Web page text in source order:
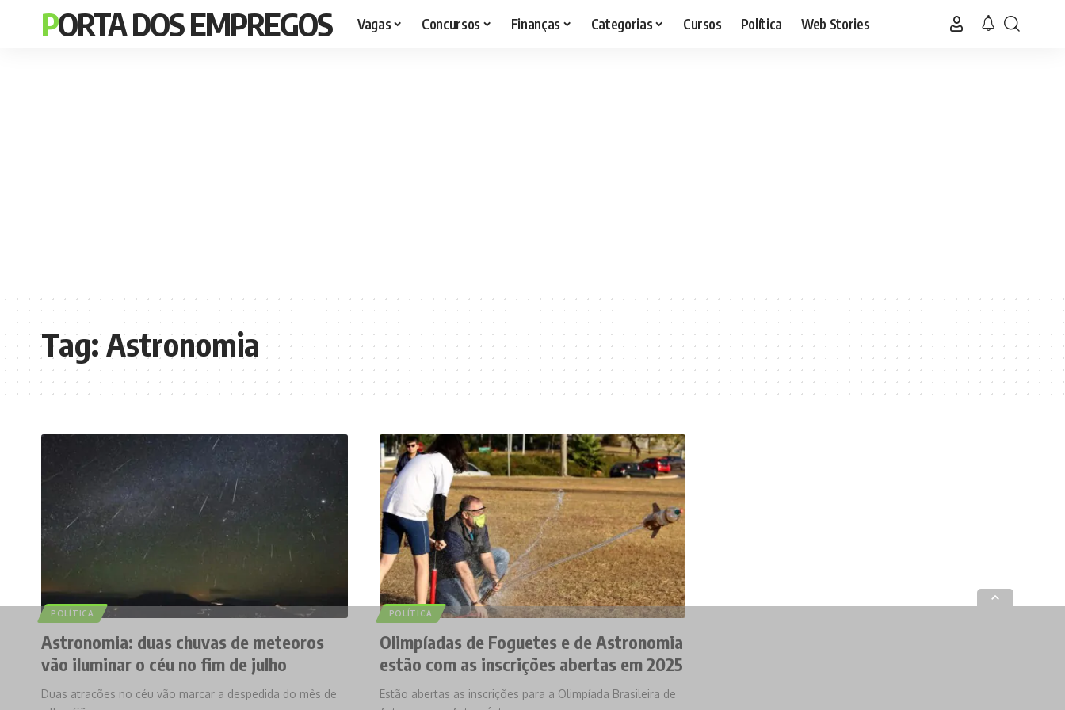
PORTA DOS EMPREGOS Vagas Concursos Finanças Categorias Cursos Política Web Stories
Tag:Astronomia
POLÍTICA
Astronomia: duas chuvas de meteoros
vão iluminar o céu no fim de julho
Duas atrações no céu vão marcar a despedida do mês de
POLÍTICA
Olimpíadas de Foguetes e de Astronomia
estão com as inscrições abertas em 2025
Estão abertas as inscrições para a Olimpíada Brasileira de